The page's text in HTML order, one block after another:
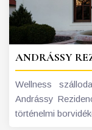
ANDRÁSSY
Wellness
Andrássy
történelmi